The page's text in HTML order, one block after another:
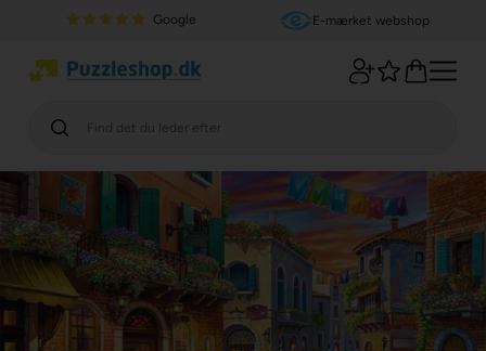
Google E-mærket webshop